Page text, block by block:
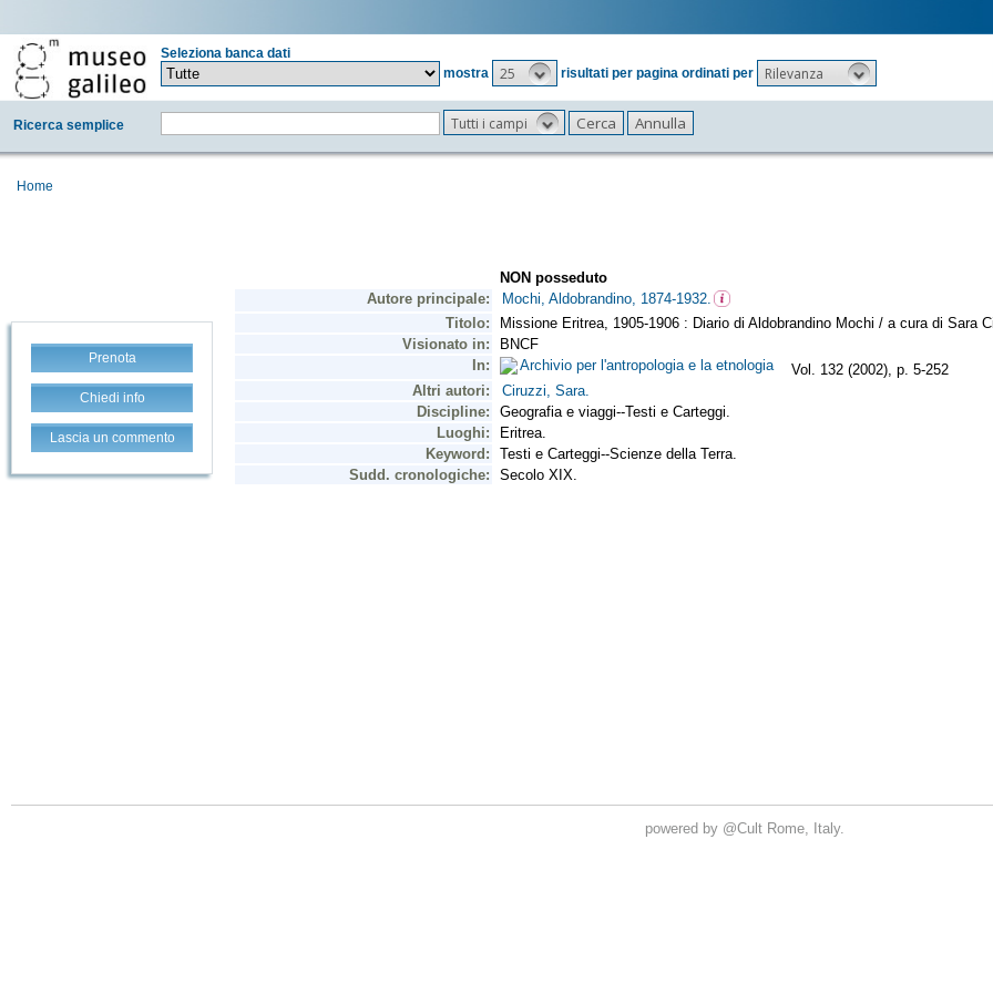
Seleziona banca dati
mostra
25 risultati per pagina ordinati per Rilevanza
Ricerca semplice Tutti i campi
Home
Prenota
Chiedi info
Lascia un commento
powered by @Cult Rome, Italy.